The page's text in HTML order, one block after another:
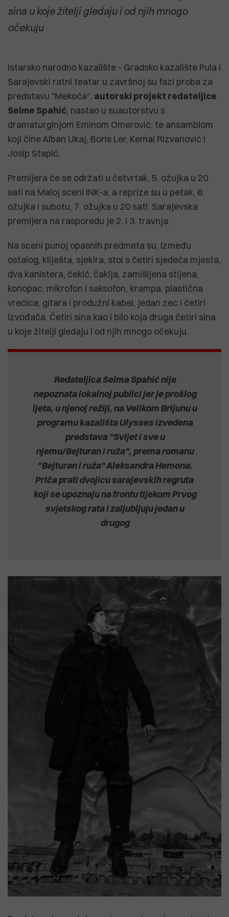
sina u koje žitelji gledaju i od njih mnogo
očekuju
Istarsko narodno kazalište - Gradsko kazalište Pula i
Sarajevski ratni teatar u završnoj su fazi proba za
predstavu "Mekoća", autorski projekt redateljice
Selme Spahić, nastao u suautorstvu s
dramaturginjom Eminom Omerović, te ansamblom
koji čine Alban Ukaj, Boris Ler, Kemal Rizvanović i
Josip Stapić.
Premijera će se održati u četvrtak, 5. ožujka u 20
sati na Maloj sceni INK-a, a reprize su u petak, 6.
ožujka i subotu, 7. ožujka u 20 sati. Sarajevska
premijera na rasporedu je 2. i 3. travnja.
Na sceni punoj opasnih predmeta su, između
ostalog, kliješta, sjekira, stol s četiri sjedeća mjesta,
dva kanistera, čekić, čakija, zamišljena stijena,
konopac, mikrofon i saksofon, krampa, plastična
vrećica, gitara i produžni kabel, jedan zec i četiri
izvođača. Četiri sina kao i bilo koja druga četiri sina
u koje žitelji gledaju i od njih mnogo očekuju.
Redateljica Selma Spahić nije
nepoznata lokalnoj publici jer je prošlog
ljeta, u njenoj režiji, na Velikom Brijunu u
programu kazališta Ulysses izvedena
predstava "Svijet i sve u
njemu/Bejturan i ruža", prema romanu
"Bejturan i ruža" Aleksandra Hemona.
Priča prati dvojicu sarajevskih regruta
koji se upoznaju na frontu tijekom Prvog
svjetskog rata i zaljubljuju jedan u
drugog